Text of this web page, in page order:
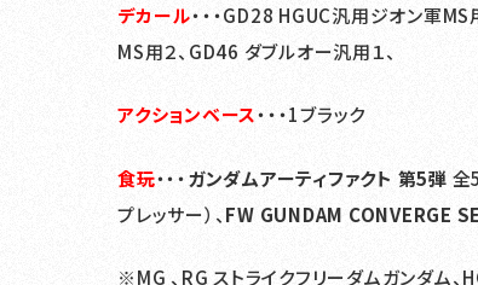
デカール・・・GD28 HGUC汎用ジオン軍
MS用２、GD46 ダブルオー汎用１、
アクションベース・・・1ブラック
食玩・・・ガンダムアーティファクト 第5弾 全
プレッサー）、FW GUNDAM CONVERGE
※MG 、RG ストライクフリーダムガンダム、